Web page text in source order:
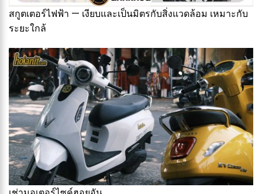
สกูตเตอร์ไฟฟ้า — เงียบและเป็นมิตรกับสิ่งแวดล้อม เหมาะกับ
ระยะใกล้